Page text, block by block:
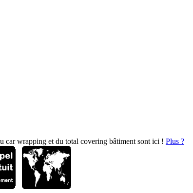
car wrapping et du total covering bâtiment sont ici ! Plus ?